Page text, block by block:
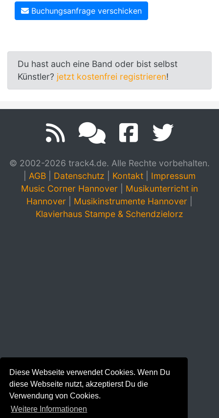
Diese Webseite verwendet Cookies. Wenn Du
diese Webseite nutzt, akzeptierst Du die
Verwendung von Cookies.
Weitere Informationen
Buchungsanfrage verschicken
Du hast auch eine Band oder bist selbst
Künstler? jetzt kostenfrei registrieren!
© 2002-2026 track4.de. Alle Rechte vorbehalten.
AGB Datenschutz Kontakt
Impressum
Music Corner Hannover
Musikunterricht in
Hannover
Musikinstrumente Hannover
Klavierhaus Stampe & Schendzielorz